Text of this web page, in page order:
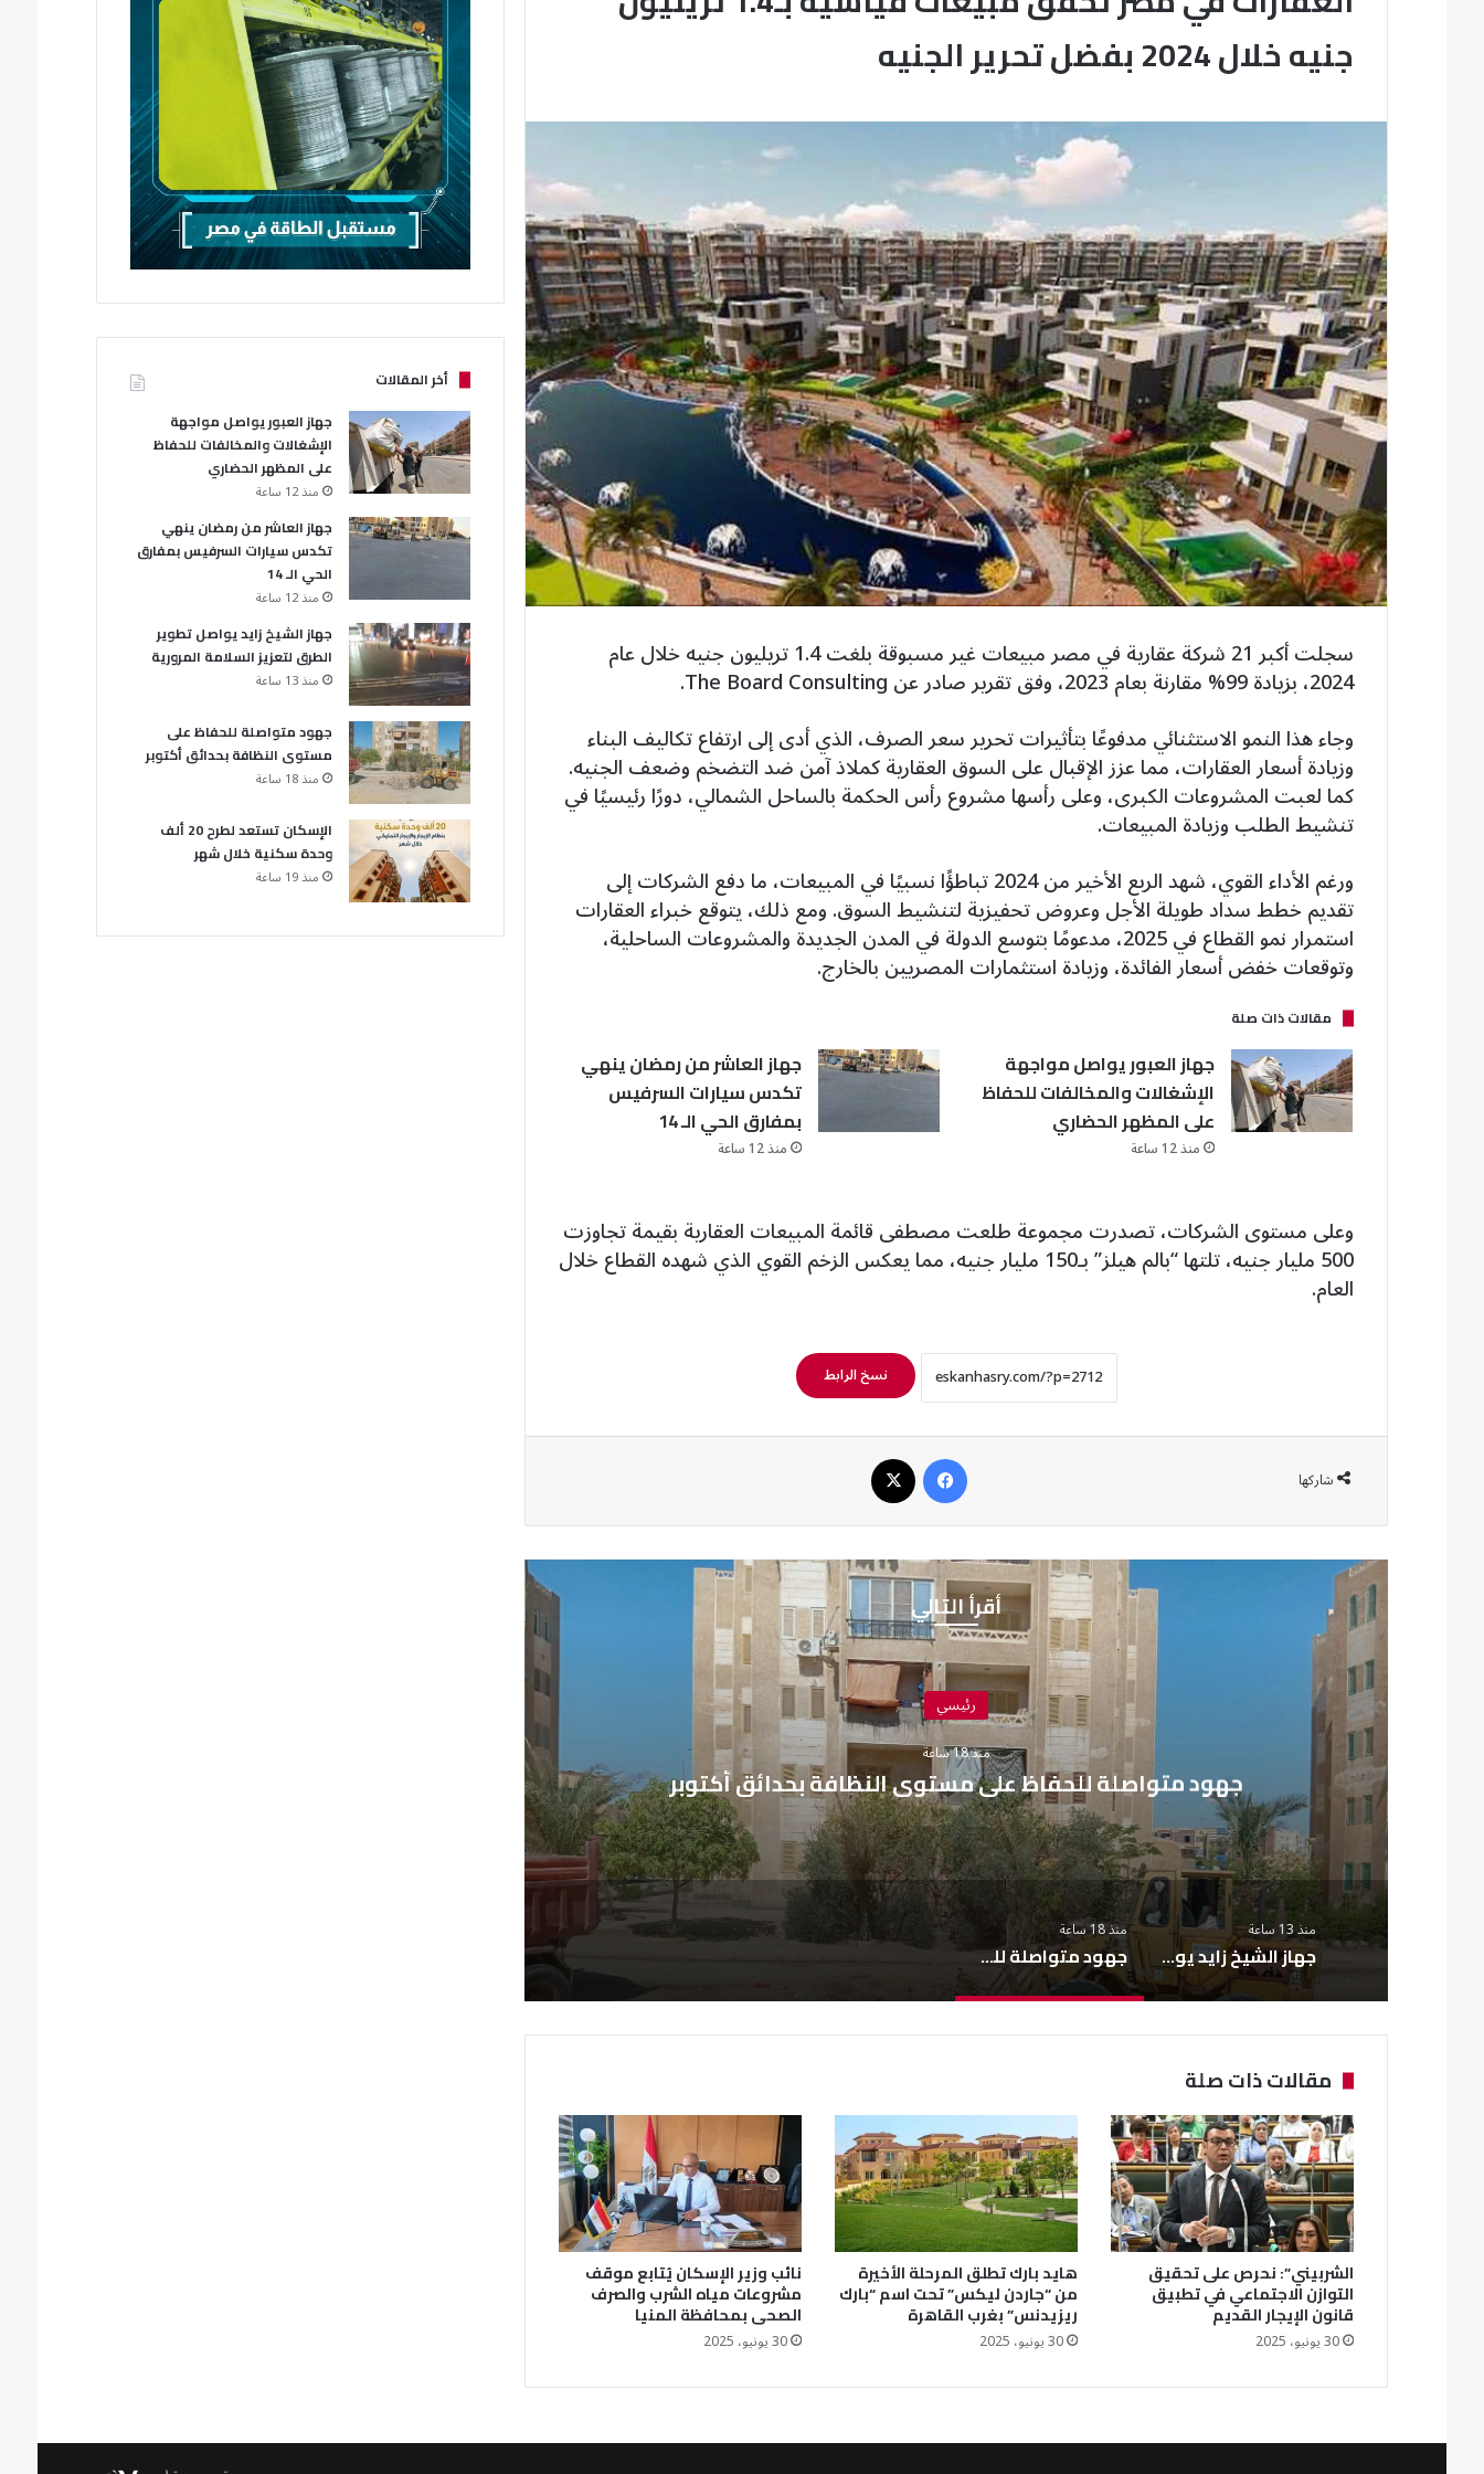
جنيه خلال 2024 بفضل تحرير الجنيه
سجلت أكبر 21 شركة عقارية في مصر مبيعات غير مسبوقة بلغت 1.4 تريليون جنيه خلال عام
2024، بزيادة 99% مقارنة بعام 2023، وفق تقرير صادر عن The Board Consulting.
وجاء هذا النمو الاستثنائي مدفوعًا بتأثيرات تحرير سعر الصرف، الذي أدى إلى ارتفاع تكاليف البناء
وزيادة أسعار العقارات، مما عزز الإقبال على السوق العقارية كملاذ آمن ضد التضخم وضعف الجنيه.
كما لعبت المشروعات الكبرى، وعلى رأسها مشروع رأس الحكمة بالساحل الشمالي، دورًا رئيسيًا في
تنشيط الطلب وزيادة المبيعات.
ورغم الأداء القوي، شهد الربع الأخير من 2024 تباطؤًا نسبيًا في المبيعات، ما دفع الشركات إلى
تقديم خطط سداد طويلة الأجل وعروض تحفيزية لتنشيط السوق. ومع ذلك، يتوقع خبراء العقارات
استمرار نمو القطاع في 2025، مدعومًا بتوسع الدولة في المدن الجديدة والمشروعات الساحلية،
وتوقعات خفض أسعار الفائدة، وزيادة استثمارات المصريين بالخارج.
مقالات ذات صلة
جهاز العبور يواصل مواجهة
الإشغالات والمخالفات للحفاظ
على المظهر الحضاري
منذ 12 ساعة
جهاز العاشر من رمضان ينهي
تكدس سيارات السرفيس
بمفارق الحي الـ 14
منذ 12 ساعة
وعلى مستوى الشركات، تصدرت مجموعة طلعت مصطفى قائمة المبيعات العقارية بقيمة تجاوزت
500 مليار جنيه، تلتها “بالم هيلز” بـ150 مليار جنيه، مما يعكس الزخم القوي الذي شهده القطاع خلال
العام.
نسخ الرابط
شاركها
أقرأ التالي
رئيسي
منذ 18 ساعة
جهود متواصلة للحفاظ على مستوى النظافة بحدائق أكتوبر
منذ 13 ساعة
جهاز الشيخ زايد يواصل تطوير الطرق لتعزيز السلامة المرورية
منذ 18 ساعة
جهود متواصلة للحفاظ على مستوى النظافة بحدائق أكتوبر
مقالات ذات صلة
الشربيني”: نحرص على تحقيق
التوازن الاجتماعي في تطبيق
قانون الإيجار القديم
30 يونيو، 2025
هايد بارك تطلق المرحلة الأخيرة
من “جاردن ليكس” تحت اسم “بارك
ريزيدنس” بغرب القاهرة
30 يونيو، 2025
نائب وزير الإسكان يُتابع موقف
مشروعات مياه الشرب والصرف
الصحى بمحافظة المنيا
30 يونيو، 2025
أخر المقالات
جهاز العبور يواصل مواجهة
الإشغالات والمخالفات للحفاظ
على المظهر الحضاري
منذ 12 ساعة
جهاز العاشر من رمضان ينهي
تكدس سيارات السرفيس بمفارق
الحي الـ 14
منذ 12 ساعة
جهاز الشيخ زايد يواصل تطوير
الطرق لتعزيز السلامة المرورية
منذ 13 ساعة
جهود متواصلة للحفاظ على
مستوى النظافة بحدائق أكتوبر
منذ 18 ساعة
الإسكان تستعد لطرح 20 ألف
وحدة سكنية خلال شهر
منذ 19 ساعة